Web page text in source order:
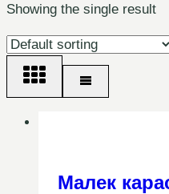
Showing the single result
Малек